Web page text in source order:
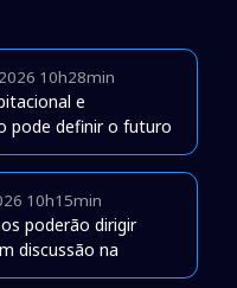
10h28min
e
pode definir o futuro
10h15min
poderão dirigir
discussão na